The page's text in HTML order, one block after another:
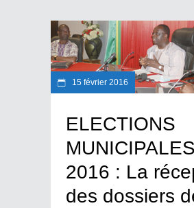
15 février 2016
ELECTIONS
2016 : La
des dossiers